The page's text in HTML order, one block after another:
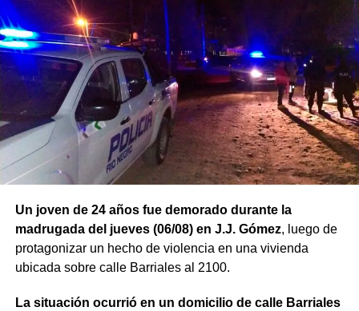
Un joven de 24 años fue demorado durante la
madrugada del jueves (06/08) en J.J. Gómez, luego de
protagonizar un hecho de violencia en una vivienda
ubicada sobre calle Barriales al 2100.
La situación ocurrió en un domicilio de calle Barriales